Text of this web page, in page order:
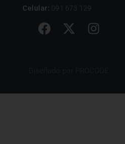
Celular: 091 673 129